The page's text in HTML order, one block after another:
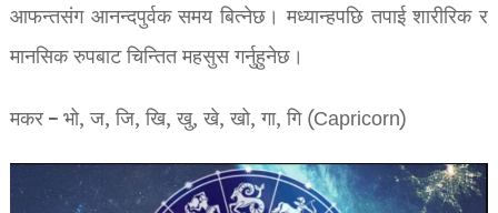
आफन्तसंग आनन्दपुर्वक समय बित्नेछ। मध्यान्हपछि तपाई शारीरिक र
मानसिक रुपबाट चिन्तित महसुस गर्नुहुनेछ।
मकर – भो, ज, जि, खि, खु, खे, खो, गा, गि (Capricorn)